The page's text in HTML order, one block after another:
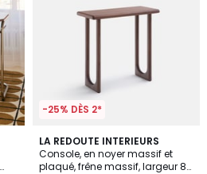
-25% DÈS 2*
LA REDOUTE INTERIEURS
Console, en noyer massif et
plaqué, frêne massif, largeur 80